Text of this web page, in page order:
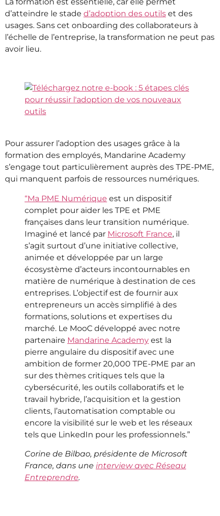
d’atteindre le stade d’adoption des outils et des
usages. Sans cet onboarding des collaborateurs à
l’échelle de l’entreprise, la transformation ne peut pas
avoir lieu.
Pour assurer l’adoption des usages grâce à la
formation des employés, Mandarine Academy
s’engage tout particulièrement auprès des TPE-PME,
qui manquent parfois de ressources numériques.
“Ma PME Numérique est un dispositif
complet pour aider les TPE et PME
françaises dans leur transition numérique.
Imaginé et lancé par Microsoft France, il
s’agit surtout d’une initiative collective,
animée et développée par un large
écosystème d’acteurs incontournables en
matière de numérique à destination de ces
entreprises. L’objectif est de fournir aux
entrepreneurs un accès simplifié à des
formations, solutions et expertises du
marché. Le MooC développé avec notre
partenaire Mandarine Academy est la
pierre angulaire du dispositif avec une
ambition de former 20,000 TPE-PME par an
sur des thèmes critiques tels que la
cybersécurité, les outils collaboratifs et le
travail hybride, l’acquisition et la gestion
clients, l’automatisation comptable ou
encore la visibilité sur le web et les réseaux
tels que LinkedIn pour les professionnels.”
Corine de Bilbao, présidente de Microsoft
France, dans une interview avec Réseau
Entreprendre.